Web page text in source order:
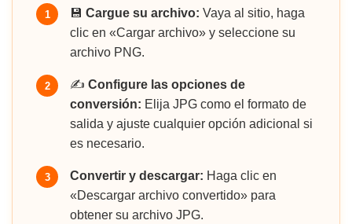
1 💾 Cargue su archivo: Vaya al sitio, haga
clic en «Cargar archivo» y seleccione su
archivo PNG.
2 ✍️ Configure las opciones de
conversión: Elija JPG como el formato de
salida y ajuste cualquier opción adicional si
es necesario.
3 Convertir y descargar: Haga clic en
«Descargar archivo convertido» para
obtener su archivo JPG.